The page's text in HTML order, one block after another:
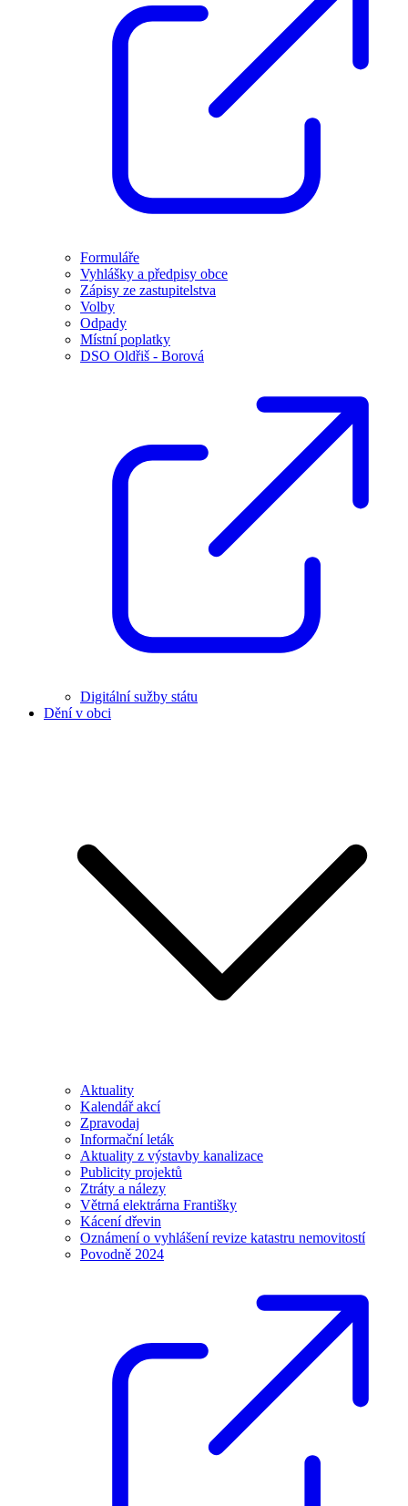
Formuláře
Vyhlášky a předpisy obce
Zápisy ze zastupitelstva
Volby
Odpady
Místní poplatky
DSO Oldřiš - Borová
Digitální sužby státu
Dění v obci
Aktuality
Kalendář akcí
Zpravodaj
Informační leták
Aktuality z výstavby kanalizace
Publicity projektů
Ztráty a nálezy
Větrná elektrárna Františky
Kácení dřevin
Oznámení o vyhlášení revize katastru nemovitostí
Povodně 2024